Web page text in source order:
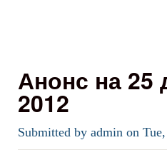
Анонс на 25
2012
Submitted by admin on